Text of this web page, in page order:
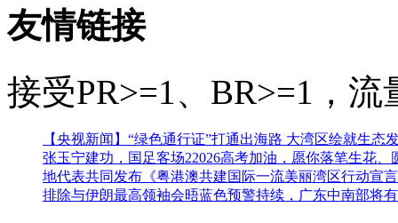
友情链接
接受PR>=1、BR>=1，
【央视新闻】“绿色通行证”打通出海路 大湾区绘就生态
张玉宁建功，国足客场22026高考加油，愿你落笔生花、
地代表共同发布《粤港澳共建国际一流美丽湾区行动宣
排除与伊朗最高领袖会晤蓝色预警持续，广东中南部将